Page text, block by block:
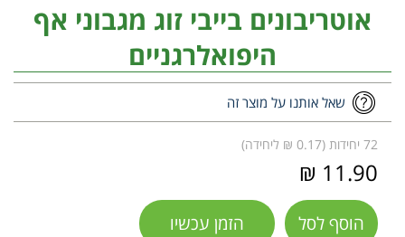
אוטריבונים בייבי זוג מגבוני אף
היפואלרגניים
שאל אותנו על מוצר זה
72 יחידות (0.17 ₪ ליחידה)
11.90 ₪
הוסף לסל הזמן עכשיו